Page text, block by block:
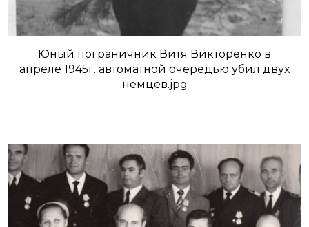
Юный пограничник Витя Викторенко в
апреле 1945г. автоматной очередью убил двух
немцев.jpg